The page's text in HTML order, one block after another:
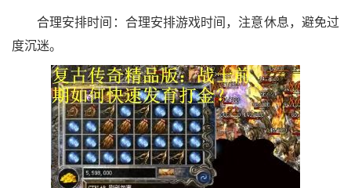
合理安排时间：合理安排游戏时间，注意休息，避免过
度沉迷。